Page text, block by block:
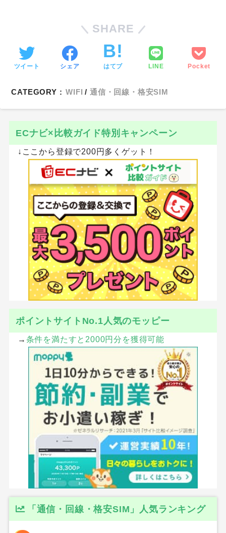
SHARE
ツイート シェア はてブ LINE Pocket
CATEGORY : WIFI 通信・回線・格安SIM
ECナビ×比較ガイド特別キャンペーン
↓ここから登録で200円多くゲット！
ポイントサイトNo.1人気のモッピー
→ 条件を満たすと2000円分を獲得可能
「通信・回線・格安SIM」人気ランキング